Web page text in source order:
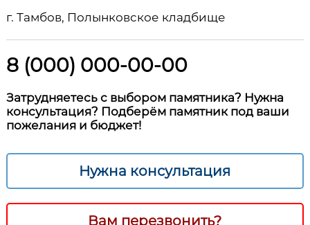
г. Тамбов, Полынковское кладбище
8 (000) 000-00-00
Затрудняетесь с выбором памятника? Нужна
консультация? Подберём памятник под ваши
пожелания и бюджет!
Нужна консультация
Вам перезвонить?